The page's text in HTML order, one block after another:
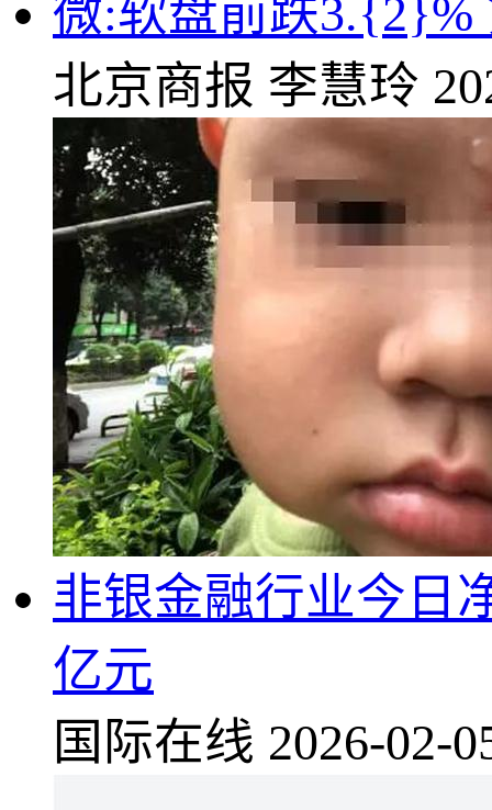
微:软盘前跌3.{2}%
北京商报 李慧玲
非银金融行业今日
亿元
国际在线 2026-02-